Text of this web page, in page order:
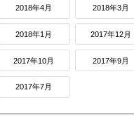
2018年4月 2018年3月
2018年1月 2017年12月
2017年10月 2017年9月
2017年7月